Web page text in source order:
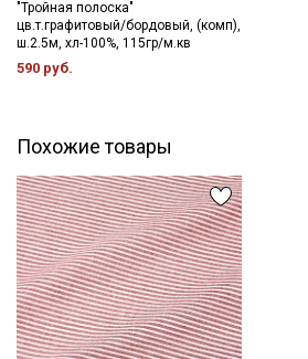
"Тройная полоска"
цв.т.графитовый/бордовый, (комп),
ш.2.5м, хл-100%, 115гр/м.кв
590 руб.
Похожие товары